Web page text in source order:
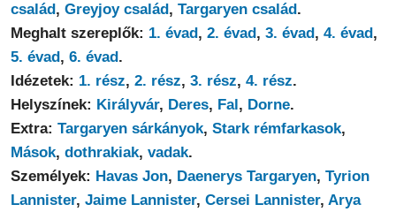
család, Greyjoy család, Targaryen család.
Meghalt szereplők: 1. évad, 2. évad, 3. évad, 4. évad,
5. évad, 6. évad.
Idézetek: 1. rész, 2. rész, 3. rész, 4. rész.
Helyszínek: Királyvár, Deres, Fal, Dorne.
Extra: Targaryen sárkányok, Stark rémfarkasok,
Mások, dothrakiak, vadak.
Személyek: Havas Jon, Daenerys Targaryen, Tyrion
Lannister, Jaime Lannister, Cersei Lannister, Arya